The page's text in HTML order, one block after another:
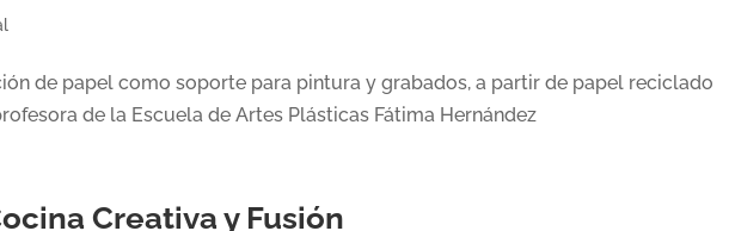
de papel como soporte para pintura y grabados, a partir de papel reciclado
de la Escuela de Artes Plásticas Fátima Hernández
Creativa y Fusión